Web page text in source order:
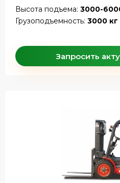
Высота подъема: 3000-
Грузоподъемность: 3000 кг
Запросить